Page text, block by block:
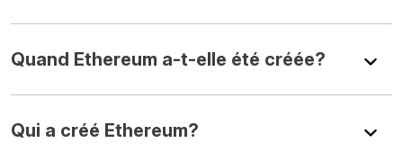
Quand Ethereum a-t-elle été créée?
Qui a créé Ethereum?